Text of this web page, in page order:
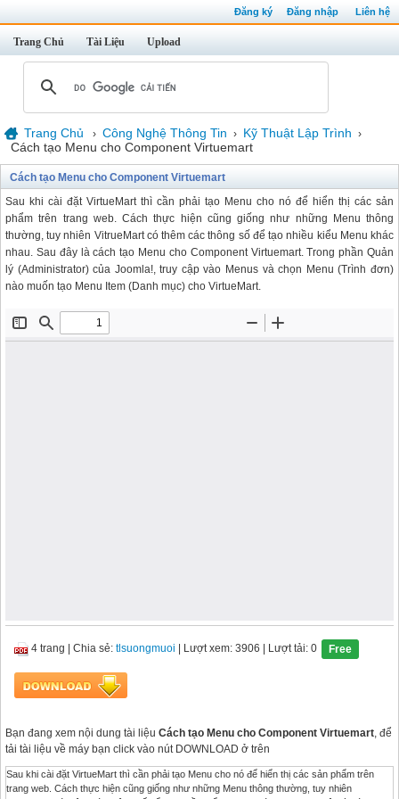
Đăng ký Đăng nhập Liên hệ
Trang Chủ Tài Liệu Upload
Trang Chủ › Công Nghệ Thông Tin › Kỹ Thuật Lập Trình ›
Cách tạo Menu cho Component Virtuemart
Cách tạo Menu cho Component Virtuemart
Sau khi cài đặt VirtueMart thì cần phải tạo Menu cho nó để hiển thị các sản
phẩm trên trang web. Cách thực hiện cũng giống như những Menu thông
thường, tuy nhiên VitrueMart có thêm các thông số để tạo nhiều kiểu Menu khác
nhau. Sau đây là cách tạo Menu cho Component Virtuemart. Trong phần Quản
lý (Administrator) của Joomla!, truy cập vào Menus và chọn Menu (Trình đơn)
nào muốn tạo Menu Item (Danh mục) cho VirtueMart.
4 trang Chia sẻ: tlsuongmuoi | Lượt xem: 3906 | Lượt tải: 0 Free
Bạn đang xem nội dung tài liệu Cách tạo Menu cho Component Virtuemart, để
tải tài liệu về máy bạn click vào nút DOWNLOAD ở trên
Sau khi cài đặt VirtueMart thì cần phải tạo Menu cho nó để hiển thị các sản phẩm trên
trang web. Cách thực hiện cũng giống như những Menu thông thường, tuy nhiên